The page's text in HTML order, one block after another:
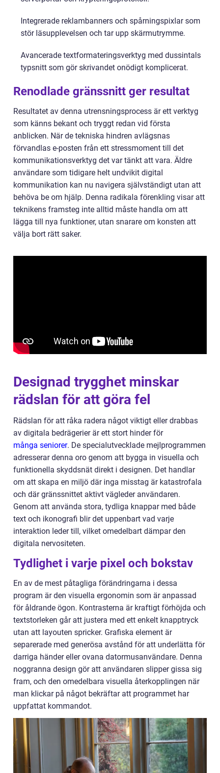
Integrerade reklambanners och spårningspixlar som
stör läsupplevelsen och tar upp skärmutrymme.
Avancerade textformateringsverktyg med dussintals
typsnitt som gör skrivandet onödigt komplicerat.
Renodlade gränssnitt ger resultat
Resultatet av denna utrensningsprocess är ett verktyg
som känns bekant och tryggt redan vid första
anblicken. När de tekniska hindren avlägsnas
förvandlas e-posten från ett stressmoment till det
kommunikationsverktyg det var tänkt att vara. Äldre
användare som tidigare helt undvikit digital
kommunikation kan nu navigera självständigt utan att
behöva be om hjälp. Denna radikala förenkling visar att
teknikens framsteg inte alltid måste handla om att
lägga till nya funktioner, utan snarare om konsten att
välja bort rätt saker.
Designad trygghet minskar
rädslan för att göra fel
Rädslan för att råka radera något viktigt eller drabbas
av digitala bedrägerier är ett stort hinder för
många seniorer. De specialutvecklade mejlprogrammen
adresserar denna oro genom att bygga in visuella och
funktionella skyddsnät direkt i designen. Det handlar
om att skapa en miljö där inga misstag är katastrofala
och där gränssnittet aktivt vägleder användaren.
Genom att använda stora, tydliga knappar med både
text och ikonografi blir det uppenbart vad varje
interaktion leder till, vilket omedelbart dämpar den
digitala nervositeten.
Tydlighet i varje pixel och bokstav
En av de mest påtagliga förändringarna i dessa
program är den visuella ergonomin som är anpassad
för åldrande ögon. Kontrasterna är kraftigt förhöjda och
textstorleken går att justera med ett enkelt knapptryck
utan att layouten spricker. Grafiska element är
separerade med generösa avstånd för att underlätta för
darriga händer eller ovana datormusanvändare. Denna
noggranna design gör att användaren slipper gissa sig
fram, och den omedelbara visuella återkopplingen när
man klickar på något bekräftar att programmet har
uppfattat kommandot.